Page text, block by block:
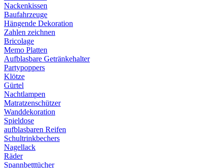
Nackenkissen
Baufahrzeuge
Hängende Dekoration
Zahlen zeichnen
Bricolage
Memo Platten
Aufblasbare Getränkehalter
Partypoppers
Klötze
Gürtel
Nachtlampen
Matratzenschützer
Wanddekoration
Spieldose
aufblasbaren Reifen
Schultrinkbechers
Nagellack
Räder
Spannbetttücher